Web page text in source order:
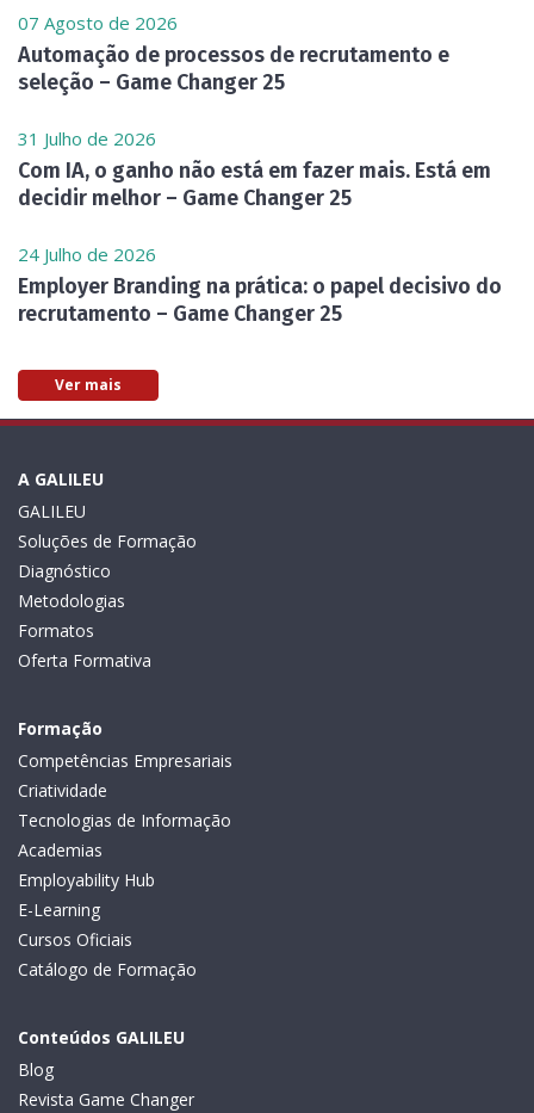
07 Agosto de 2026
Automação de processos de recrutamento e
seleção – Game Changer 25
31 Julho de 2026
Com IA, o ganho não está em fazer mais. Está em
decidir melhor – Game Changer 25
24 Julho de 2026
Employer Branding na prática: o papel decisivo do
recrutamento – Game Changer 25
Ver mais
A GALILEU
GALILEU
Soluções de Formação
Diagnóstico
Metodologias
Formatos
Oferta Formativa
Formação
Competências Empresariais
Criatividade
Tecnologias de Informação
Academias
Employability Hub
E-Learning
Cursos Oficiais
Catálogo de Formação
Conteúdos GALILEU
Blog
Revista Game Changer